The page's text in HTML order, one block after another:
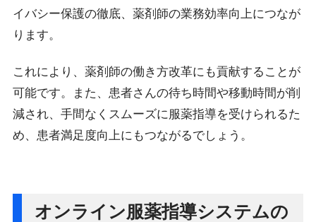
イバシー保護の徹底、薬剤師の業務効率向上につなが
ります。
これにより、薬剤師の働き方改革にも貢献することが
可能です。また、患者さんの待ち時間や移動時間が削
減され、手間なくスムーズに服薬指導を受けられるた
め、患者満足度向上にもつながるでしょう。
オンライン服薬指導システムの